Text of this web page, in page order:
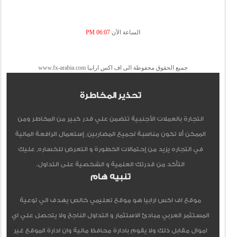
الساعة الآن 06:07 PM
جميع الحقوق محفوظة الى اف اكس ارابيا www.fx-arabia.com
تحذير المخاطرة
التجارة بالعملات الأجنبية تتضمن علي قدر كبير من المخاطر ومن
الممكن ألا تكون مناسبة لجميع المضاربين, إستعمال الرافعة المالية
في التجاره يزيد من إحتمالات الخطورة و التعرض للخساره, عليك
التأكد من قدرتك العلمية و الشخصية على التداول.
تنبيه هام
موقع اف اكس ارابيا هو موقع تعليمي خالص يهدف الي توعية
المستثمر العربي مبادئ الاستثمار و التداول الناجح ولا يتحصل علي اي
اموال مقابل ذلك ولا يقوم بادارة محافظ مالية وان ادارة الموقع غير